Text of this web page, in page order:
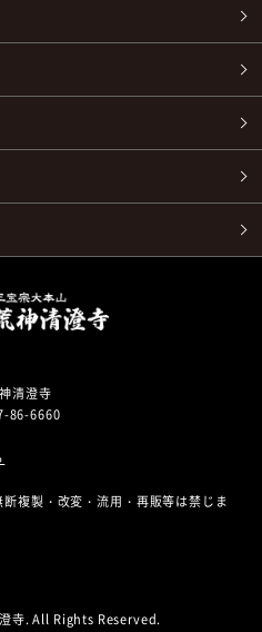
清澄寺
86-6660
複製・改変・流用・再販等は禁じま
寺. All Rights Reserved.